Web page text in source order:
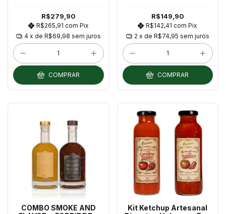
R$279,90
R$265,91 com Pix
4 x de R$69,98 sem juros
COMPRAR
R$149,90
R$142,41com Pix
2 x de R$74,95 sem juros
COMPRAR
COMBO SMOKE AND
Kit Ketchup Artesanal